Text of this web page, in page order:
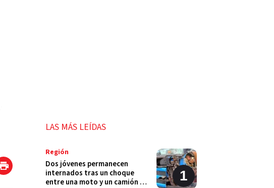
LAS MÁS LEÍDAS
Región
Dos jóvenes permanecen
internados tras un choque
entre una moto y un camión en